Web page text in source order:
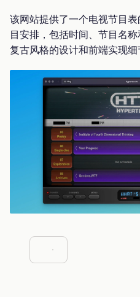
该网站提供了一个电视节目
目安排，包括时间、节目名
复古风格的设计和前端实现细